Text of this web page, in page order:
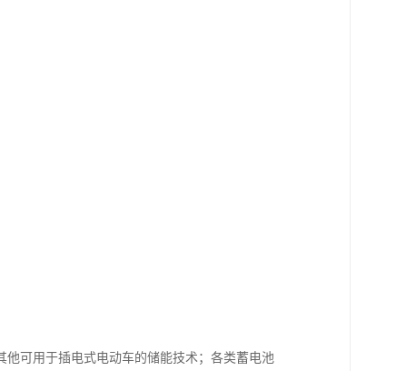
可用于插电式电动车的储能技术；各类蓄电池